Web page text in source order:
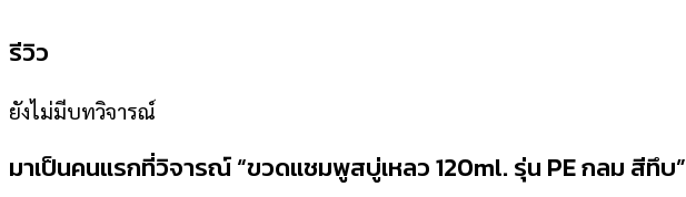
รีวิว
ยังไม่มีบทวิจารณ์
มาเป็นคนแรกที่วิจารณ์ “ขวดแชมพูสบู่เหลว 120ml. รุ่น PE กลม สีทึบ”